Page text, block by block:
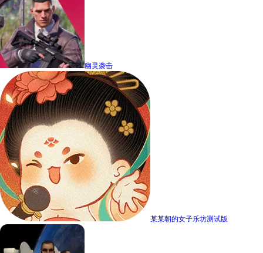
幽灵袭击
某某朝的女子乐坊测试版